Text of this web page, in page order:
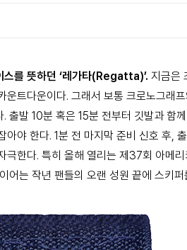
스를 뜻하던 ‘레가타(Regatta)’. 지금은
운트다운이다. 그래서 보통 크로노그래
출발 10분 혹은 15분 전부터 깃발과 함
아야 한다. 1분 전 마지막 준비 신호 후,
극한다. 특히 올해 열리는 제37회 아메
어는 작년 팬들의 오랜 성원 끝에 스키